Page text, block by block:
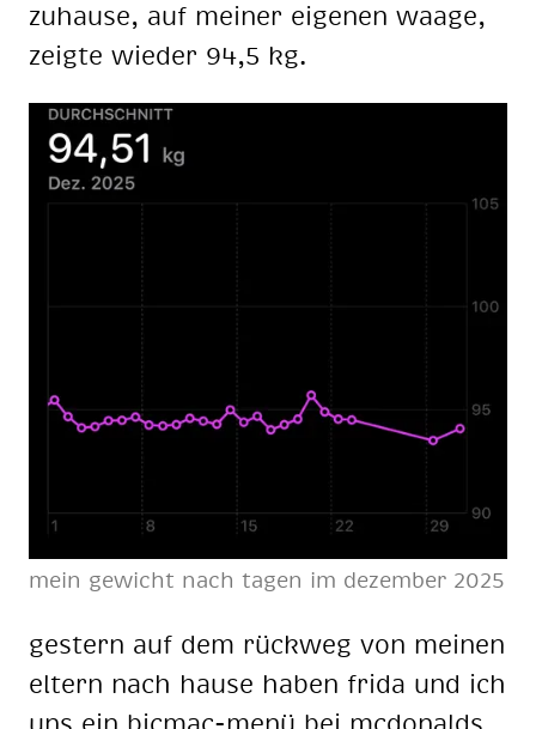
zu­hau­se, auf mei­ner ei­ge­nen waa­ge,
zeig­te wie­der 94,5 kg.
mein ge­wicht nach ta­gen im de­zem­ber 2025
ges­tern auf dem rück­weg von mei­nen
el­tern nach hau­se ha­ben fri­da und ich
uns ein bic­mac-menü bei mc­do­nalds